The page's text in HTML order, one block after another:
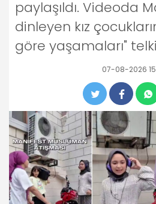
paylaşıldı. Videoda
dinleyen kız
göre yaşamaları"
07-08-2026